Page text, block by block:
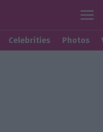
Celebrities Photos